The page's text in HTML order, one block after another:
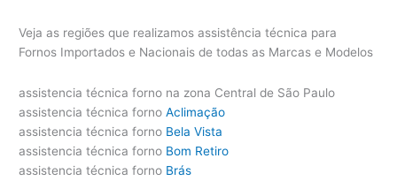
Veja as regiões que realizamos assistência técnica para
Fornos Importados e Nacionais de todas as Marcas e Modelos
assistencia técnica forno na zona Central de São Paulo
assistencia técnica forno Aclimação
assistencia técnica forno Bela Vista
assistencia técnica forno Bom Retiro
assistencia técnica forno Brás